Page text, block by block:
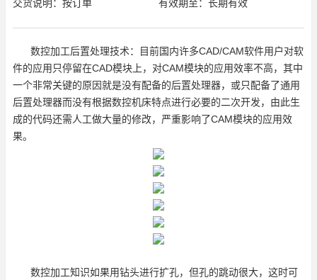
交货说明：按订单
有效期至：长期有效
数控加工后置处理技术：目前国内许多CAD/CAM软件用户对软
件的应用只停留在CAD模块上，对CAM模块的应用效率不高，其中
一个非常关键的原因就是没有配备的后置处理器，或只配备了通用
后置处理器而没有根据数控机床特点进行必要的二次开发，由此生
成的代码还需人工做大量的修改，严重影响了CAM模块的应用效
果。
数控加工知识如果用钻头进行扩孔，但孔的跳动很大，这时可